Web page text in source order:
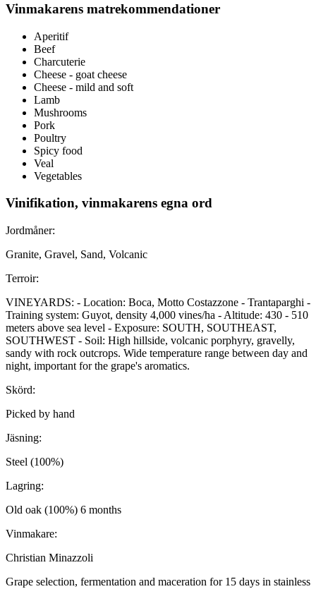
Vinmakarens matrekommendationer
Aperitif
Beef
Charcuterie
Cheese - goat cheese
Cheese - mild and soft
Lamb
Mushrooms
Pork
Poultry
Spicy food
Veal
Vegetables
Vinifikation, vinmakarens egna ord
Jordmåner:
Granite, Gravel, Sand, Volcanic
Terroir:
VINEYARDS: - Location: Boca, Motto Costazzone - Trantaparghi -
Training system: Guyot, density 4,000 vines/ha - Altitude: 430 - 510
meters above sea level - Exposure: SOUTH, SOUTHEAST,
SOUTHWEST - Soil: High hillside, volcanic porphyry, gravelly,
sandy with rock outcrops. Wide temperature range between day and
night, important for the grape's aromatics.
Skörd:
Picked by hand
Jäsning:
Steel (100%)
Lagring:
Old oak (100%) 6 months
Vinmakare:
Christian Minazzoli
Grape selection, fermentation and maceration for 15 days in stainless